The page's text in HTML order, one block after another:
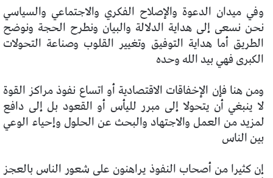
وفي ميدان الدعوة والإصلاح الفكري والاجتماعي والسياسي
نحن نسعى إلى هداية الدلالة والبيان ونطرح الحجة ونوضح
الطريق أما هداية التوفيق وتغيير القلوب وصناعة التحولات
الكبرى فهي بيد الله وحده
ومن هنا فإن الإخفاقات الاقتصادية أو اتساع نفوذ مراكز القوة
لا ينبغي أن يتحولا إلى مبرر لليأس أو القعود بل إلى دافع
لمزيد من العمل والاجتهاد والبحث عن الحلول وإحياء الوعي
بين الناس
إن كثيرا من أصحاب النفوذ يراهنون على شعور الناس بالعجز